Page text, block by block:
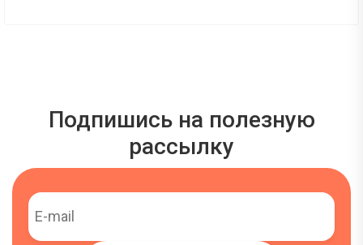
Подпишись на полезную
рассылку